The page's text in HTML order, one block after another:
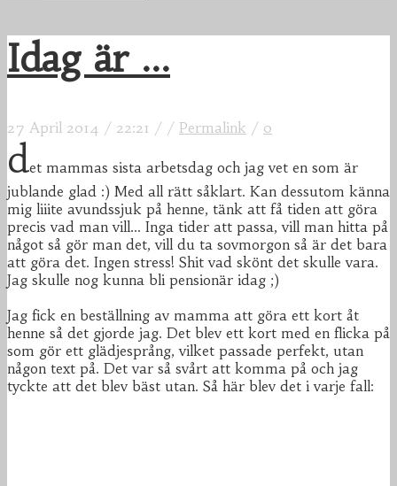
Idag är ...
27 April 2014 / 22:21 / / Permalink / 0
det mammas sista arbetsdag och jag vet en som är
jublande glad :) Med all rätt såklart. Kan dessutom känna
mig liiite avundssjuk på henne, tänk att få tiden att göra
precis vad man vill... Inga tider att passa, vill man hitta på
något så gör man det, vill du ta sovmorgon så är det bara
att göra det. Ingen stress! Shit vad skönt det skulle vara.
Jag skulle nog kunna bli pensionär idag ;)
Jag fick en beställning av mamma att göra ett kort åt
henne så det gjorde jag. Det blev ett kort med en flicka på
som gör ett glädjesprång, vilket passade perfekt, utan
någon text på. Det var så svårt att komma på och jag
tyckte att det blev bäst utan. Så här blev det i varje fall: